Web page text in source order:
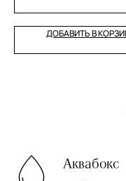
ДОБАВИТЬ В
Аквабокс